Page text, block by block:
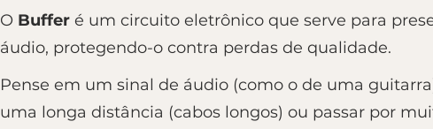
O Buffer é um circuito eletrônico que serve para
áudio, protegendo-o contra perdas de qualidade.
Pense em um sinal de áudio (como o de uma
uma longa distância (cabos longos) ou passar por